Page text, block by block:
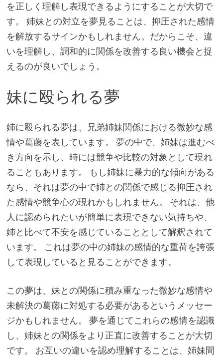
を正しく理解し表現できるようにすることが大切で
す。 姉妹との対立を夢見ることは、抑圧された感情
を解放するサインかもしれません。だからこそ、違
いを理解し、調和的に関係を改善する良い機会と捉
えるのが良いでしょう。
妹に殴られる夢
姉に殴られる夢は、兄弟姉妹関係における微妙な感
情や葛藤を表しています。 夢の中で、姉妹は進むべ
き方向を示し、時には競争や比較の対象として現れ
ることもあります。 もし姉妹に暴力的な傾向がある
なら、それは夢の中で姉との関係で感じる抑圧され
た感情や競争心の現れかもしれません。 それは、他
人に認められたいが簡単に表現できない気持ちや、
姉と比べて不安を感じていることとして解釈されて
います。 これは夢の中の姉妹の感情的な重荷を誇張
して表現していると見ることができます。
この夢は、妹との関係に積み重なった微妙な感情や
未解決の葛藤に対処する必要があるというメッセー
ジかもしれません。 夢を通じてこれらの感情を認識
し、姉妹との関係をより正直に改善することが大切
です。 お互いの違いを認め理解することは、姉妹間